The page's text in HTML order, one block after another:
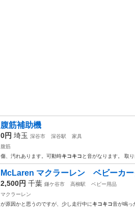
腹筋補助機
0円 埼玉 深谷市 深谷駅
家具
腹筋
傷、汚れあります。可動時キコキコ と音がなります。 取
McLaren マクラーレン ベビーカー
2,500円 千葉 鎌ケ谷市 高柳駅
ベビー用品
マクラーレン
が原因かと思うのですが、少し走行中にキコキコ音が鳴っ